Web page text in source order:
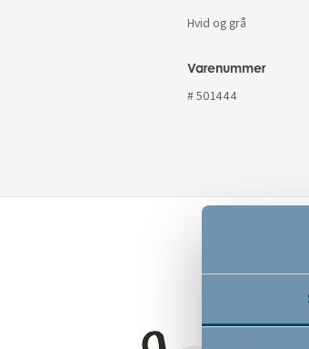
Hvid og grå
Varenummer
# 501444